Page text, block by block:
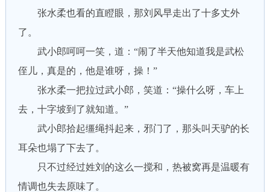
张水柔也看的直瞪眼，那刘风早走出了十多丈外
了。
武小郎呵呵一笑，道：“闹了半天他知道我是武松
侄儿，真是的，他是谁呀，操！”
张水柔一把拉过武小郎，笑道：“操什么呀，车上
去，十字坡到了就知道。”
武小郎拾起缰绳抖起来，邪门了，那头叫天驴的长
耳朵也塌了下去了。
只不过经过姓刘的这么一搅和，热被窝再是温暖有
情调也失去原味了。